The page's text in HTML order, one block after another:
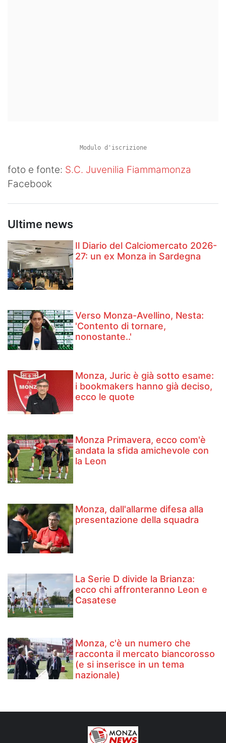
Modulo d'iscrizione
foto e fonte: S.C. Juvenilia Fiammamonza
Facebook
Ultime news
Il Diario del Calciomercato 2026-
27: un ex Monza in Sardegna
Verso Monza-Avellino, Nesta:
'Contento di tornare,
nonostante..'
Monza, Juric è già sotto esame:
i bookmakers hanno già deciso,
ecco le quote
Monza Primavera, ecco com'è
andata la sfida amichevole con
la Leon
Monza, dall'allarme difesa alla
presentazione della squadra
La Serie D divide la Brianza:
ecco chi affronteranno Leon e
Casatese
Monza, c'è un numero che
racconta il mercato biancorosso
(e si inserisce in un tema
nazionale)